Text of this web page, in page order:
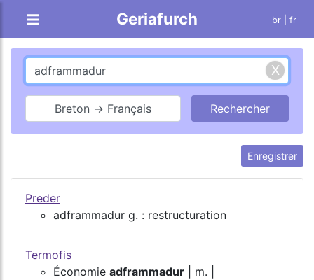
Geriafurch br | fr
Breton → Français
Enregistrer
Preder
adframmadur g. : restructuration
Termofis
Économie adframmadur | m. |